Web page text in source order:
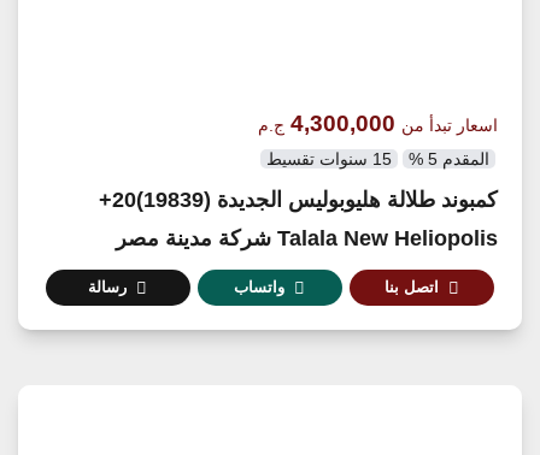
اسعار تبدأ من 4,300,000 ج.م
المقدم 5 % 15 سنوات تقسيط
كمبوند طلالة هليوبوليس الجديدة (19839)20+
Talala New Heliopolis شركة مدينة مصر
اتصل بنا واتساب رسالة